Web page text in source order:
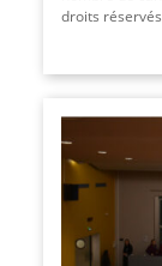
droits